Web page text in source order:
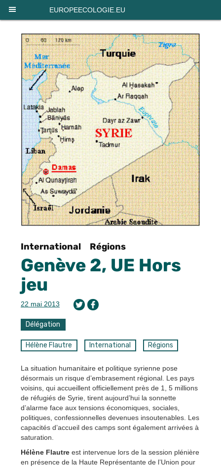
EUROPEECOLOGIE.EU
International Régions
Genève 2, UE Hors
jeu
22 mai 2013
Délégation
Hélène Flautre International Régions
La situation humanitaire et politique syrienne pose
désormais un risque d’embrasement régional. Les pays
voisins, qui accueillent officiellement près de 1, 5 millions
de réfugiés de Syrie, tirent aujourd’hui la sonnette
d’alarme face aux tensions économiques, sociales,
politiques, confessionnelles devenues insoutenables. Les
capacités d’accueil des camps sont également arrivées à
saturation.
Hélène Flautre est intervenue lors de la session plénière
en présence de la Haute Représentante de l’Union pour